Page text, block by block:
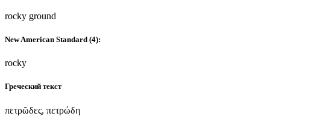
rocky ground
New American Standard (4):
rocky
Греческий текст
πετρῶδες, πετρώδη